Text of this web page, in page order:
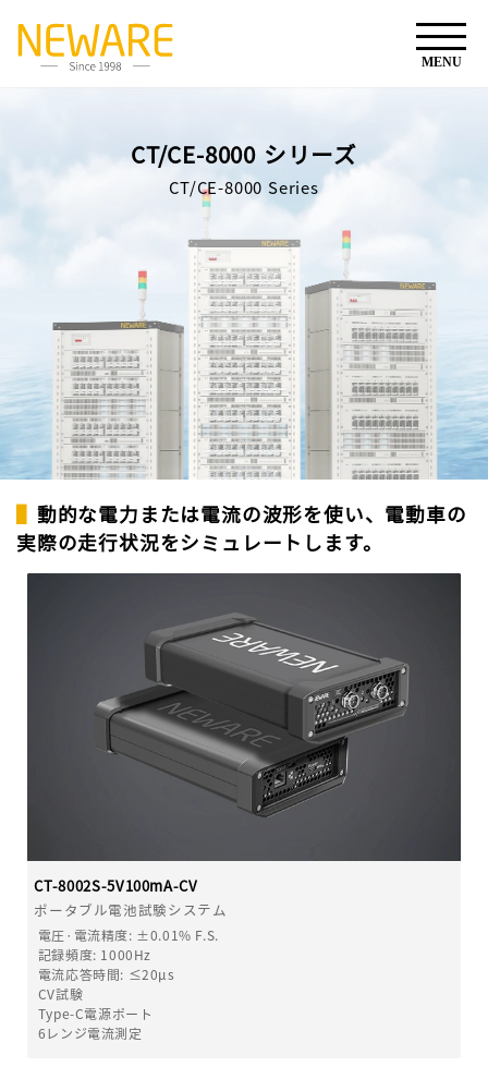
CT/CE-8000 シリーズ
CT/CE-8000 Series
動的な電力または電流の波形を使い、電動車の
実際の走行状況をシミュレートします。
CT-8002S-5V100mA-CV
ポータブル電池試験システム
電圧·電流精度: ±0.01% F.S.
記録頻度: 1000Hz
電流応答時間 : ≤20μs
CV試験
Type-C電源ポート
6レンジ電流測定